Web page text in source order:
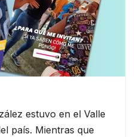
estuvo en el Valle
país. Mientras que